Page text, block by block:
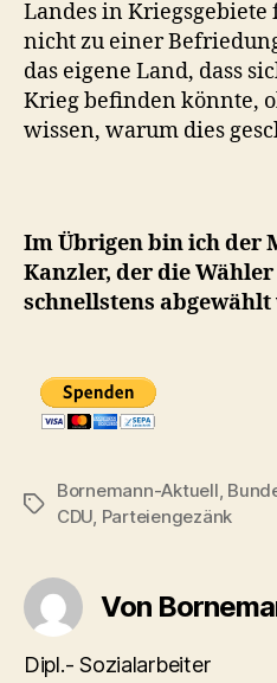
Landes in
nicht zu einer
das eigene Land, dass
Krieg befinden könnte,
wissen, warum dies
Im Übrigen bin ich der
Kanzler, der die
schnellstens abgewählt
Schlagwörter
Bornemann-Aktuell,
CDU, Parteiengezänk
Von
Dipl.- Sozialarbeiter